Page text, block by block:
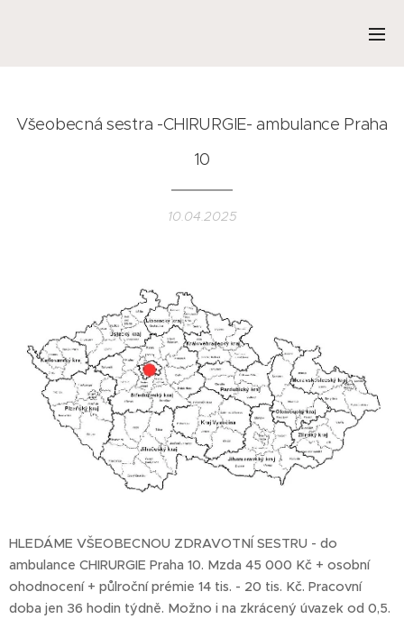
Všeobecná sestra -CHIRURGIE- ambulance Praha
10
10.04.2025
HLEDÁME VŠEOBECNOU ZDRAVOTNÍ SESTRU - do
ambulance CHIRURGIE Praha 10. Mzda 45 000 Kč + osobní
ohodnocení + půlroční prémie 14 tis. - 20 tis. Kč. Pracovní
doba jen 36 hodin týdně. Možno i na zkrácený úvazek od 0,5.